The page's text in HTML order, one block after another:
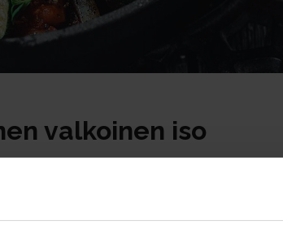
valkoinen iso